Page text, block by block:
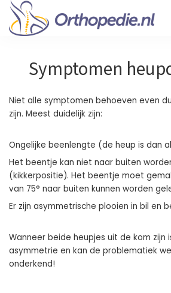
Symptomen
Niet alle symptomen behoeven even
zijn. Meest duidelijk zijn:
Ongelijke beenlengte (de heup is dan
Het beentje kan niet naar buiten
(kikkerpositie). Het beentje moet
van 75° naar buiten kunnen worden
Er zijn asymmetrische plooien in bil en
Wanneer beide heupjes uit de kom zijn
asymmetrie en kan de problematiek
onderkend!